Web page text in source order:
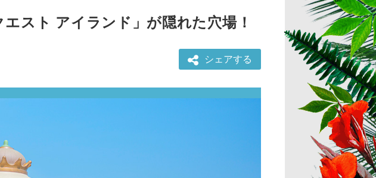
スト アイランド」が隠れた穴場！
シェアする